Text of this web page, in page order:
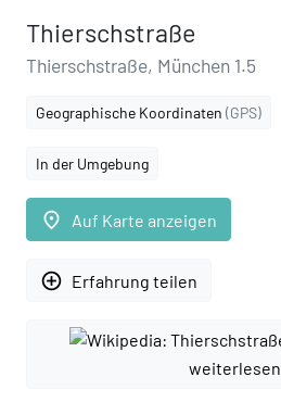
Thierschstraße
Thierschstraße, München 1.5
Geographische Koordinaten (GPS)
In der Umgebung
place Auf Karte anzeigen
add_circle_outline Erfahrung teilen
weiterlesen